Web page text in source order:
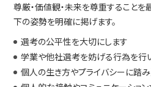
尊厳・価値観・未来を尊重することを
下の姿勢を明確に掲げます。
選考の公平性を大切にします
学業や他社選考を妨げる行為を行
個人の生き方やプライバシーに踏